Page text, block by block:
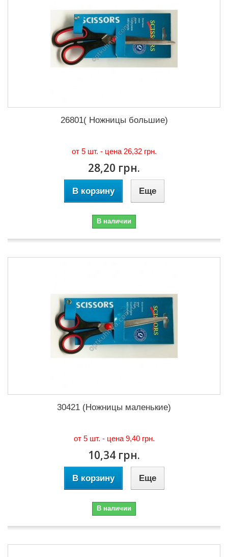
26801( Ножницы большие)
от 5 шт. - цена 26,32 грн.
28,20 грн.
В корзину Еще
В наличии
30421 (Ножницы маленькие)
от 5 шт. - цена 9,40 грн.
10,34 грн.
В корзину Еще
В наличии